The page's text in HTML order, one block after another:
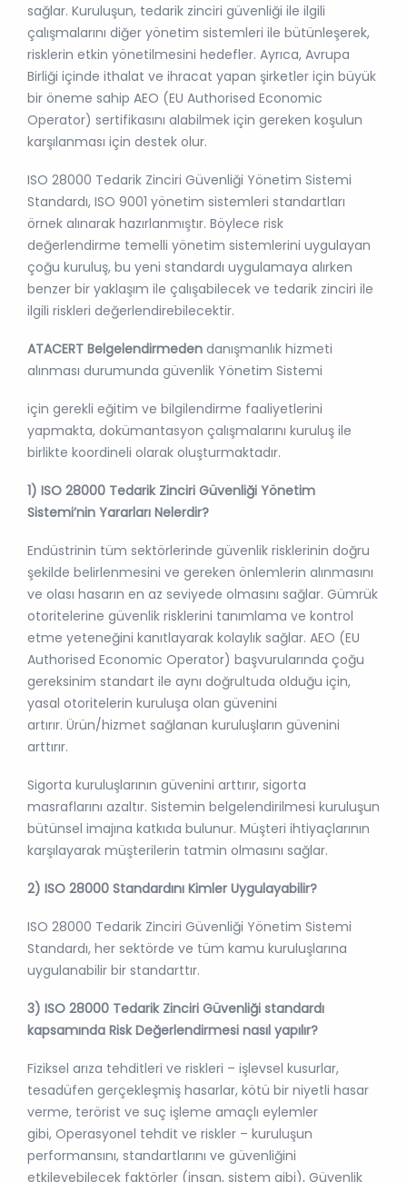
sağlar. Kuruluşun, tedarik zinciri güvenliği ile ilgili
çalışmalarını diğer yönetim sistemleri ile bütünleşerek,
risklerin etkin yönetilmesini hedefler. Ayrıca, Avrupa
Birliği içinde ithalat ve ihracat yapan şirketler için büyük
bir öneme sahip AEO (EU Authorised Economic
Operator) sertifikasını alabilmek için gereken koşulun
karşılanması için destek olur.
ISO 28000 Tedarik Zinciri Güvenliği Yönetim Sistemi
Standardı, ISO 9001 yönetim sistemleri standartları
örnek alınarak hazırlanmıştır. Böylece risk
değerlendirme temelli yönetim sistemlerini uygulayan
çoğu kuruluş, bu yeni standardı uygulamaya alırken
benzer bir yaklaşım ile çalışabilecek ve tedarik zinciri ile
ilgili riskleri değerlendirebilecektir.
ATACERT Belgelendirmeden danışmanlık hizmeti
alınması durumunda güvenlik Yönetim Sistemi
için gerekli eğitim ve bilgilendirme faaliyetlerini
yapmakta, dokümantasyon çalışmalarını kuruluş ile
birlikte koordineli olarak oluşturmaktadır.
1) ISO 28000 Tedarik Zinciri Güvenliği Yönetim
Sistemi’nin Yararları Nelerdir?
Endüstrinin tüm sektörlerinde güvenlik risklerinin doğru
şekilde belirlenmesini ve gereken önlemlerin alınmasını
ve olası hasarın en az seviyede olmasını sağlar. Gümrük
otoritelerine güvenlik risklerini tanımlama ve kontrol
etme yeteneğini kanıtlayarak kolaylık sağlar. AEO (EU
Authorised Economic Operator) başvurularında çoğu
gereksinim standart ile aynı doğrultuda olduğu için,
yasal otoritelerin kuruluşa olan güvenini
artırır. Ürün/hizmet sağlanan kuruluşların güvenini
arttırır.
Sigorta kuruluşlarının güvenini arttırır, sigorta
masraflarını azaltır. Sistemin belgelendirilmesi kuruluşun
bütünsel imajına katkıda bulunur. Müşteri ihtiyaçlarının
karşılayarak müşterilerin tatmin olmasını sağlar.
2) ISO 28000 Standardını Kimler Uygulayabilir?
ISO 28000 Tedarik Zinciri Güvenliği Yönetim Sistemi
Standardı, her sektörde ve tüm kamu kuruluşlarına
uygulanabilir bir standarttır.
3) ISO 28000 Tedarik Zinciri Güvenliği standardı
kapsamında Risk Değerlendirmesi nasıl yapılır?
Fiziksel arıza tehditleri ve riskleri – işlevsel kusurlar,
tesadüfen gerçekleşmiş hasarlar, kötü bir niyetli hasar
verme, terörist ve suç işleme amaçlı eylemler
gibi, Operasyonel tehdit ve riskler – kuruluşun
performansını, standartlarını ve güvenliğini
etkileyebilecek faktörler (insan, sistem gibi), Güvenlik